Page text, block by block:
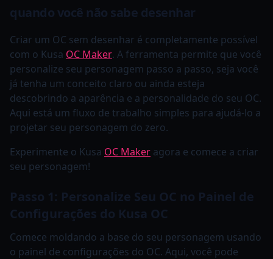
quando você não sabe desenhar
Criar um OC sem desenhar é completamente possível
com o Kusa OC Maker. A ferramenta permite que você
personalize seu personagem passo a passo, seja você
já tenha um conceito claro ou ainda esteja
descobrindo a aparência e a personalidade do seu OC.
Aqui está um fluxo de trabalho simples para ajudá-lo a
projetar seu personagem do zero.
Experimente o Kusa OC Maker agora e comece a criar
seu personagem!
Passo 1: Personalize Seu OC no Painel de
Configurações do Kusa OC
Comece moldando a base do seu personagem usando
o painel de configurações do OC. Aqui, você pode